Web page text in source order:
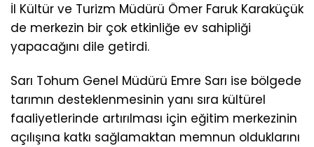
İl Kültür ve Turizm Müdürü Ömer Faruk Karaküçük
de merkezin bir çok etkinliğe ev sahipliği
yapacağını dile getirdi.
Sarı Tohum Genel Müdürü Emre Sarı ise bölgede
tarımın desteklenmesinin yanı sıra kültürel
faaliyetlerinde artırılması için eğitim merkezinin
açılışına katkı sağlamaktan memnun olduklarını